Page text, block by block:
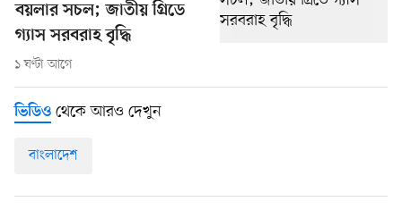
বয়লার সচল; জাতীয় গ্রিডে
গ্যাস সরবরাহ বৃদ্ধি
১ ঘণ্টা আগে
ভিডিও থেকে আরও দেখুন
বাংলাদেশ